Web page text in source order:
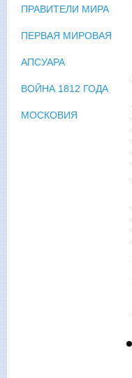
ПРАВИТЕЛИ МИРА
ПЕРВАЯ МИРОВАЯ
АПСУАРА
ВОЙНА 1812 ГОДА
МОСКОВИЯ